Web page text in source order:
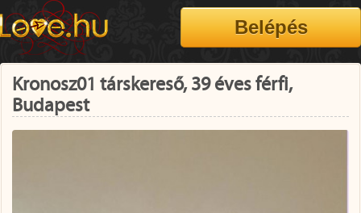
Kronosz01 társkereső, 39 éves férfi,
Budapest